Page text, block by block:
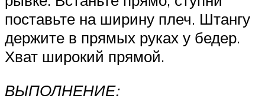
поставьте на ширину плеч. Штангу
держите в прямых руках у бедер.
Хват широкий прямой.
ВЫПОЛНЕНИЕ: